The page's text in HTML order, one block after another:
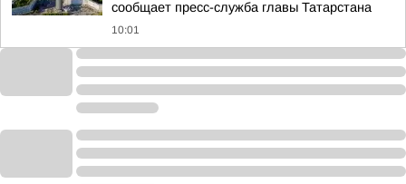
сообщает пресс-служба главы Татарстана
10:01